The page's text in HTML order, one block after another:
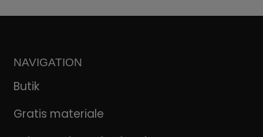
NAVIGATION
Butik
Gratis materiale